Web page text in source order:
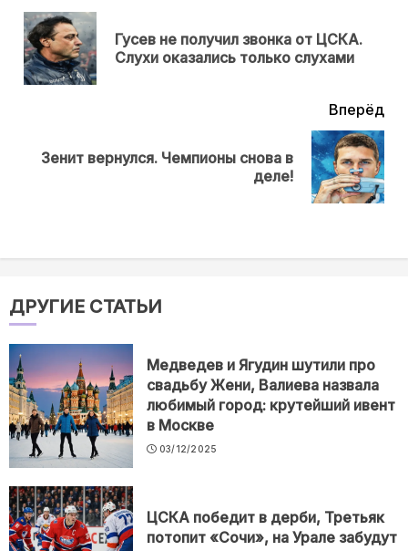
еще
Гусев не получил звонка от ЦСКА.
Слухи оказались только слухами
Вперёд
NextЗенит вернулся. Чемпионы снова в
деле!
ДРУГИЕ СТАТЬИ
Медведев и Ягудин шутили про
свадьбу Жени, Валиева назвала
любимый город: крутейший ивент
в Москве
03/12/2025
ЦСКА победит в дерби, Третьяк
потопит «Сочи», на Урале забудут